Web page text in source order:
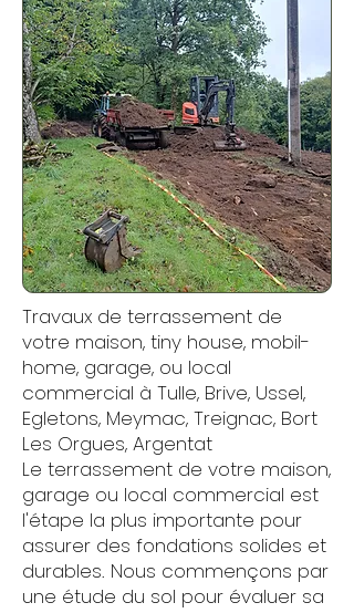
Travaux de terrassement de
votre maison, tiny house, mobil-
home, garage, ou local
commercial à Tulle, Brive, Ussel,
Egletons, Meymac, Treignac, Bort
Les Orgues, Argentat
Le terrassement de votre maison,
garage ou local commercial est
l'étape la plus importante pour
assurer des fondations solides et
durables. Nous commençons par
une étude du sol pour évaluer sa